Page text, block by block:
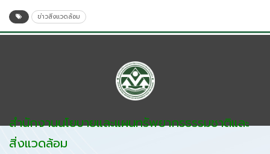
ข่าวสิ่งแวดล้อม
สำนักงานนโยบายและแผนทรัพยากรธรรมชาติและ
สิ่งแวดล้อม